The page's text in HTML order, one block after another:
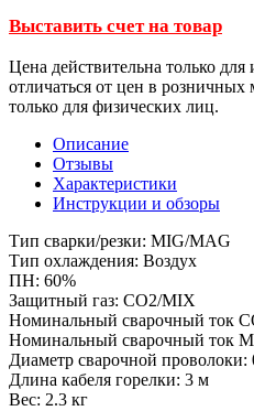
Выставить счет на товар
Цена действительна только
отличаться от цен в розничных
только для физических лиц.
Описание
Отзывы
Характеристики
Инструкции и обзоры
Тип сварки/резки: MIG/MAG
Тип охлаждения: Воздух
ПН: 60%
Защитный газ: CO2/MIX
Номинальный сварочный ток
Номинальный сварочный ток
Диаметр сварочной
Длина кабеля горелки: 3 м
Вес: 2.3 кг